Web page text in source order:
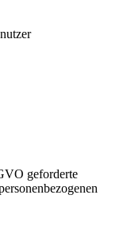
geforderte